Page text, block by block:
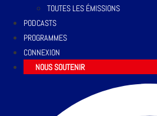
TOUTES LES ÉMISSIONS
PODCASTS
PROGRAMMES
CONNEXION
NOUS SOUTENIR